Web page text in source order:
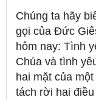
Chúng ta hãy
gọi của Đức
hôm nay: Tình
Chúa và tình
hai mặt của
tách rời hai